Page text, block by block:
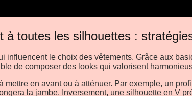
à toutes les silhouettes :
le choix des vêtements. Grâce aux
de composer des looks qui valorisent
en avant ou à atténuer. Par exemple, un
la jambe. Inversement, une silhouette en V